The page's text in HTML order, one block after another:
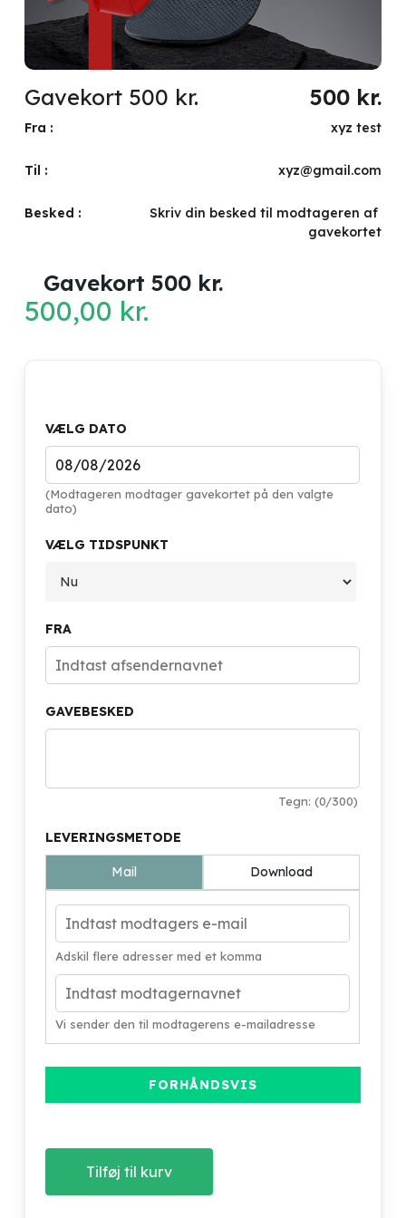
Gavekort 500 kr. 500 kr.
Fra : xyz test
Til : xyz@gmail.com
Besked :
Skriv din besked til modtageren af ​​
gavekortet
Gavekort 500 kr.
500,00 kr.
VÆLG DATO
(Modtageren modtager gavekortet på den valgte
dato)
VÆLG TIDSPUNKT
FRA
GAVEBESKED
Tegn: (0/300)
LEVERINGSMETODE
Mail Download
Adskil flere adresser med et komma
Vi sender den til modtagerens e-mailadresse
FORHÅNDSVIS
Tilføj til kurv